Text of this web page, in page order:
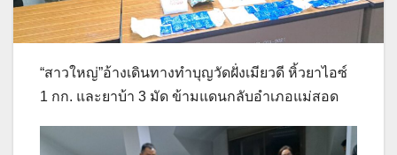
“สาวใหญ่”อ้างเดินทางทำบุญวัดฝั่งเมียวดี หิ้วยาไอซ์
1 กก. และยาบ้า 3 มัด ข้ามแดนกลับอำเภอแม่สอด